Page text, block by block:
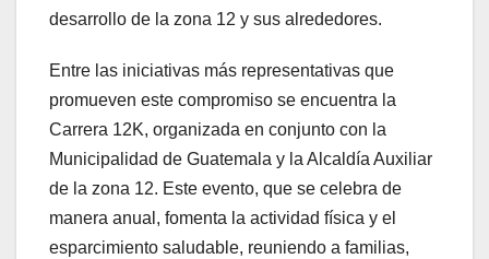
desarrollo de la zona 12 y sus alrededores.
Entre las iniciativas más representativas que
promueven este compromiso se encuentra la
Carrera 12K, organizada en conjunto con la
Municipalidad de Guatemala y la Alcaldía Auxiliar
de la zona 12. Este evento, que se celebra de
manera anual, fomenta la actividad física y el
esparcimiento saludable, reuniendo a familias,